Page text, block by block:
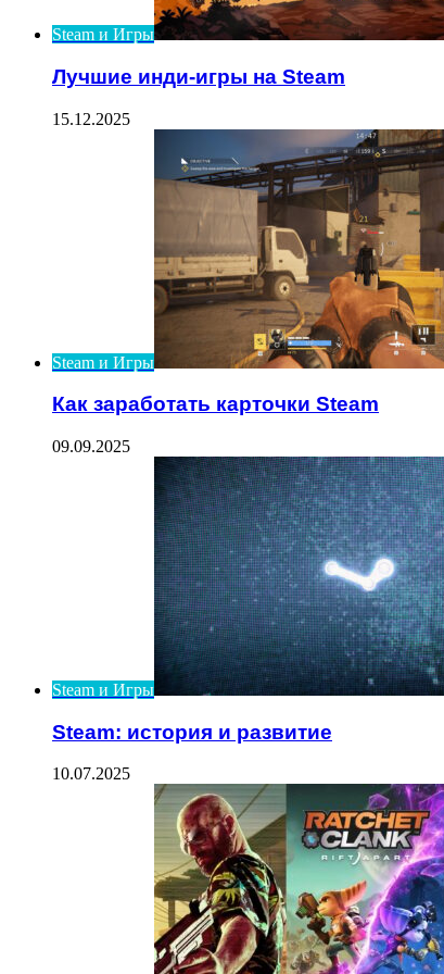
Steam и Игры
Лучшие инди-игры на Steam
15.12.2025
Steam и Игры
Как заработать карточки Steam
09.09.2025
Steam и Игры
Steam: история и развитие
10.07.2025